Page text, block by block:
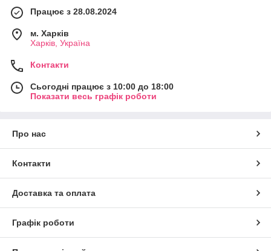
Працює з 28.08.2024
м. Харків
Харків, Україна
Контакти
Сьогодні працює з 10:00 до 18:00
Показати весь графік роботи
Про нас
Контакти
Доставка та оплата
Графік роботи